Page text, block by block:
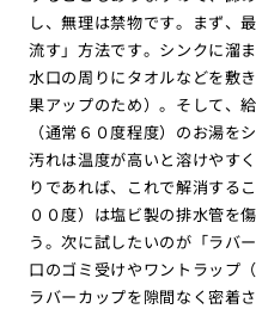
し、無理は禁物です。まず、
流す」方法です。シンクに溜
水口の周りにタオルなどを敷
果アップのため）。そして、
（通常６０度程度）のお湯を
汚れは温度が高いと溶けやす
りであれば、これで解消する
００度）は塩ビ製の排水管を
う。次に試したいのが「ラバ
口のゴミ受けやワントラップ
ラバーカップを隙間なく密着